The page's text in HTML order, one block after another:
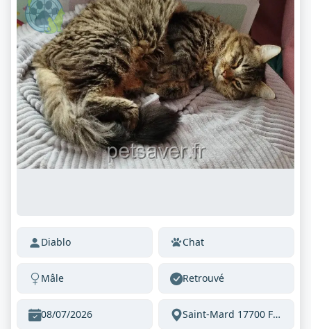
Diablo Chat
Mâle Retrouvé
08/07/2026 Saint-Mard 17700 France